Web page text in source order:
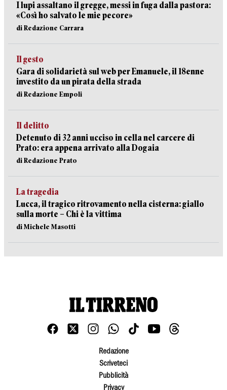
I lupi assaltano il gregge, messi in fuga dalla pastora:
«Così ho salvato le mie pecore»
di Redazione Carrara
Il gesto
Gara di solidarietà sul web per Emanuele, il 18enne
investito da un pirata della strada
di Redazione Empoli
Il delitto
Detenuto di 32 anni ucciso in cella nel carcere di
Prato: era appena arrivato alla Dogaia
di Redazione Prato
La tragedia
Lucca, il tragico ritrovamento nella cisterna: giallo
sulla morte – Chi è la vittima
di Michele Masotti
Redazione
Scriveteci
Pubblicità
Privacy